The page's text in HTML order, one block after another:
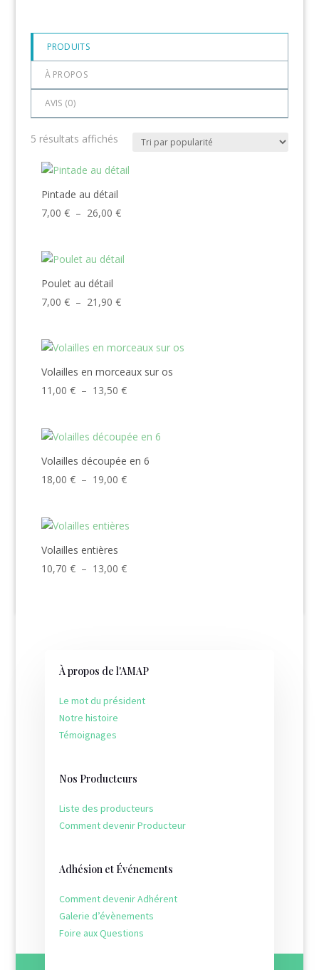
PRODUITS
À PROPOS
AVIS (0)
5 résultats affichésTrié
popularité
Pintade au détail
7,00 € – 26,00 €Plage
7,00 €
Poulet au détail
7,00 € – 21,90 €Plage
7,00 €
Volailles en morceaux sur os
11,00 € – 13,50 €Plage
11,00 €
Volailles découpée en 6
18,00 € – 19,00 €Plage
18,00 €
Volailles entières
10,70 € – 13,00 €Plage
À propos de l'AMAP
Le mot du président
Notre histoire
Témoignages
Nos Producteurs
Liste des producteurs
Comment devenir Producteur
Adhésion et Événements
Comment devenir Adhérent
Galerie d’évènements
Foire aux Questions